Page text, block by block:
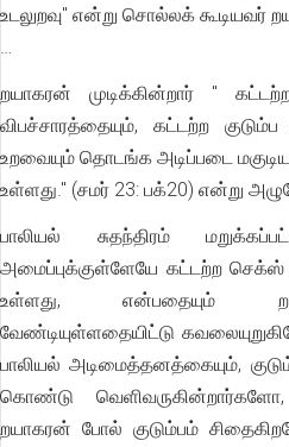
உடலுறவு" என்று சொல்லக் கூடியவர்
…
றயாகரன் முடிக்கின்றார் "
விபச்சாரத்தையும், கட்டற்ற
உறவையும் தொடங்க அடிப்படை
உள்ளது." (சமர் 23: பக்20) என்று
பாலியல் சுதந்திரம்
அமைப்புக்குள்ளேயே கட்டற்ற
உள்ளது, என்பதையும்
வேண்டியுள்ளதையிட்டு
பாலியல் அடிமைத்தனத்கையும்,
கொண்டு
றயாகரன் போல் குடும்பம்